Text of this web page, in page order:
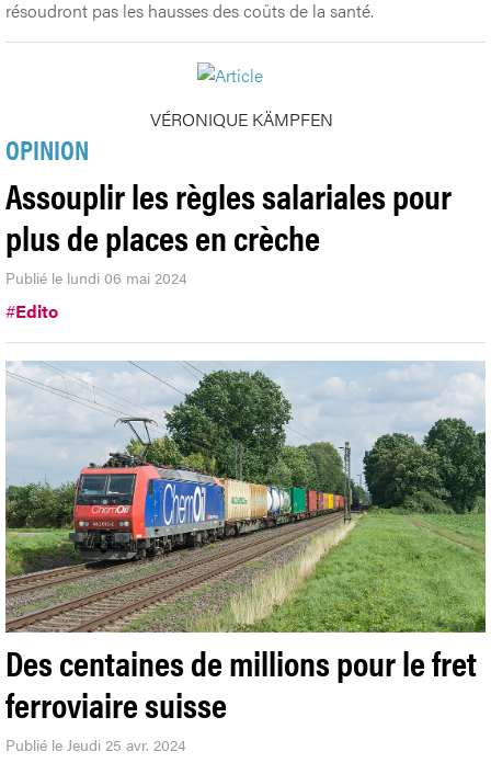
résoudront pas les hausses des coûts de la santé.
VÉRONIQUE KÄMPFEN
OPINION
Assouplir les règles salariales pour
plus de places en crèche
Publié le lundi 06 mai 2024
#Edito
Des centaines de millions pour le fret
ferroviaire suisse
Publié le Jeudi 25 avr. 2024